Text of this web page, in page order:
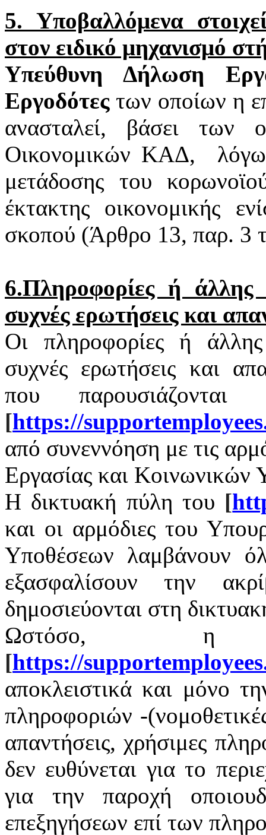
5. Υποβαλλόμενα
στον ειδικό μηχανισμό
Υπεύθυνη Δήλωση
Εργοδότεςτων οποίων η
ανασταλεί, βάσει των
Οικονομικών ΚΑΔ,
μετάδοσης του
έκτακτης οικονομικής
σκοπού (Άρθρο 13, παρ. 3
6.Πληροφορίες ή άλλης
συχνές ερωτήσεις και
Οι πληροφορίες ή άλλης
συχνές ερωτήσεις και
που
[https://supportemployees
από συνεννόηση με τις
Εργασίας και Κοινωνικών
Η δικτυακή πύλη του [
και οι αρμόδιες του
Υποθέσεων λαμβάνουν
εξασφαλίσουν την
δημοσιεύονται στη
Ωστόσο, η
[https://supportemployees
αποκλειστικά και μόνο
πληροφοριών -
απαντήσεις, χρήσιμες
δεν ευθύνεται για το
για την παροχή
επεξηγήσεων επί των